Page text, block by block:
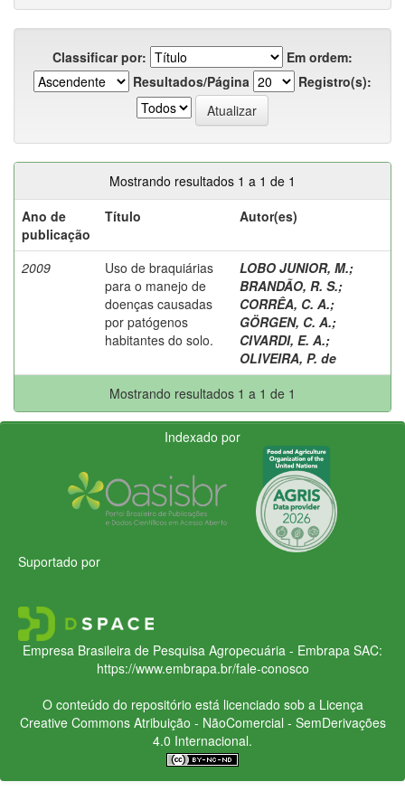
Classificar por:
Em ordem:
Resultados/Página
Registro(s):
Mostrando resultados 1 a 1 de 1
Ano de
publicação
Título Autor(es)
2009
Uso de braquiárias
para o manejo de
doenças causadas
por patógenos
habitantes do solo.
LOBO JUNIOR, M.;
BRANDÃO, R. S.;
CORRÊA, C. A.;
GÖRGEN, C. A.;
CIVARDI, E. A.;
OLIVEIRA, P. de
Mostrando resultados 1 a 1 de 1
Indexado por
Suportado por
Empresa Brasileira de Pesquisa Agropecuária - Embrapa SAC:
https://www.embrapa.br/fale-conosco
O conteúdo do repositório está licenciado sob a Licença
Creative CommonsAtribuição - NãoComercial - SemDerivações
4.0 Internacional.